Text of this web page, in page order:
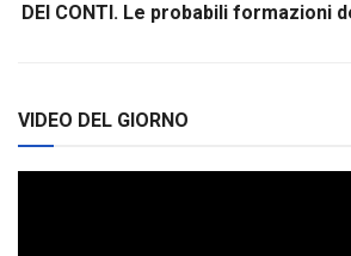
DEI CONTI. Le probabili formazioni
VIDEO DEL GIORNO